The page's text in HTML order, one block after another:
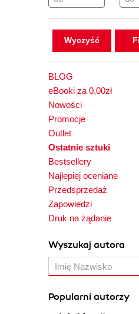
Wyczyść
BLOG
eBooki za 0,00zł
Nowości
Promocje
Outlet
Ostatnie sztuki
Bestsellery
Najlepiej oceniane
Przedsprzedaż
Zapowiedzi
Druk na żądanie
Wyszukaj autora
Popularni autorzy